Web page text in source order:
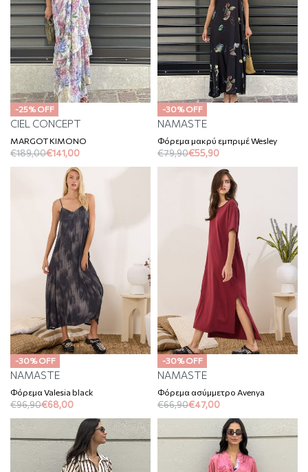
-25% OFF
CIEL CONCEPT
MARGOT KIMONO
€189,00€141,00
-30% OFF
NAMASTE
Φόρεμα μακρύ εμπριμέ Wesley
€79,90€55,90
-30% OFF
NAMASTE
Φόρεμα Valesia black
€96,90€68,00
-30% OFF
NAMASTE
Φόρεμα ασύμμετρο Avenya
€66,90€47,00